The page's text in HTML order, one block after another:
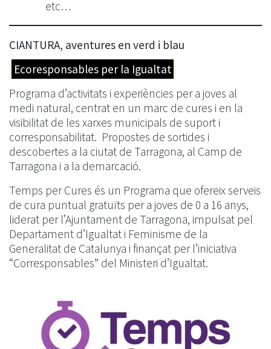
etc…
CIANTURA, aventures en verd i blau
Ecoresponsables per la Igualtat
Programa d’activitats i experiències per a joves al
medi natural, centrat en un marc de cures i en la
visibilitat de les xarxes municipals de suport i
corresponsabilitat. Propostes de sortides i
descobertes a la ciutat de Tarragona, al Camp de
Tarragona i a la demarcació.
Temps per Cures és un Programa que ofereix serveis
de cura puntual gratuïts per a joves de 0 a 16 anys,
liderat per l’Ajuntament de Tarragona, impulsat pel
Departament d’Igualtat i Feminisme de la
Generalitat de Catalunya i finançat per l’iniciativa
“Corresponsables” del Ministeri d’Igualtat.